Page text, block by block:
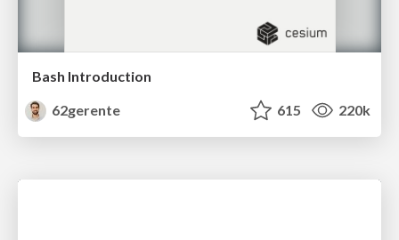
Bash Introduction
62gerente
615 220k